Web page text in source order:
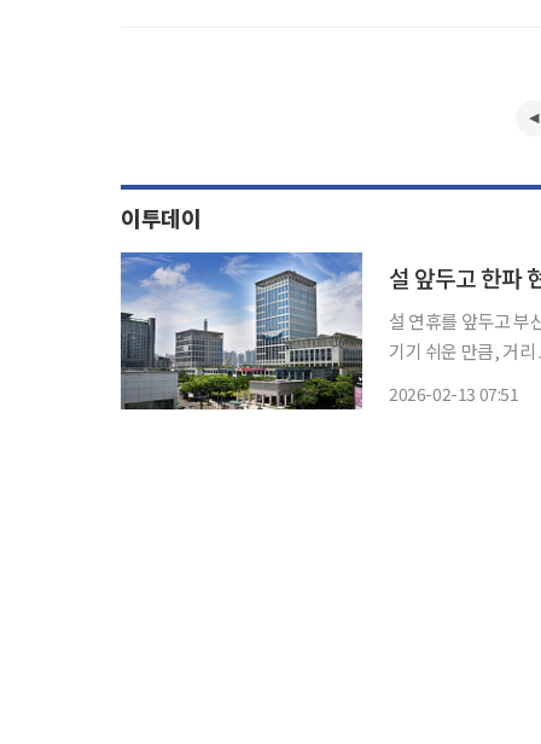
이투데이
설 연휴를 앞두고 부
기기 쉬운 만큼, 거
2026-02-13 07:51